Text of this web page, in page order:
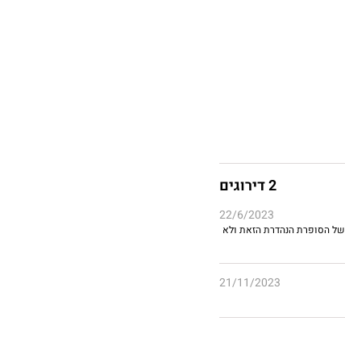
2 דירוגים
22/6/2023
הסופרת הנהדרת הזאת ולא
21/11/2023